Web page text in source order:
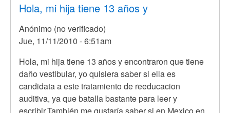
Hola, mi hija tiene 13 años y
Anónimo (no verificado)
Jue, 11/11/2010 - 6:51am
Hola, mi hija tiene 13 años y encontraron que tiene
daño vestibular, yo quisiera saber si ella es
candidata a este tratamiento de reeducacion
auditiva, ya que batalla bastante para leer y